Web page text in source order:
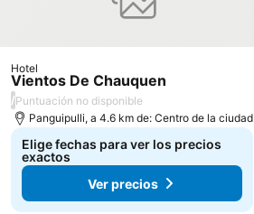
Hotel
Vientos De Chauquen
/Puntuación no disponible
Panguipulli, a 4.6 km de: Centro de la ciudad
Elige fechas para ver los precios
exactos
Ver precios